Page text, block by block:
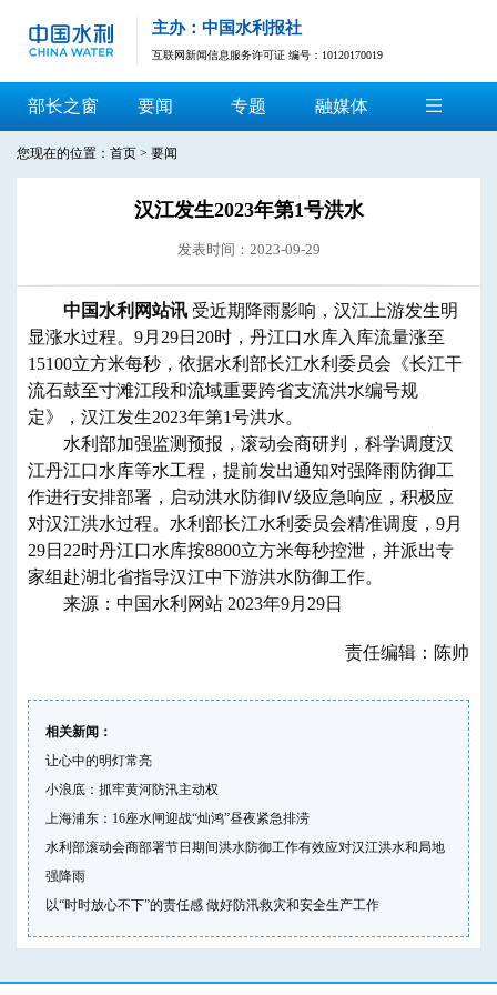
主办：中国水利报社
互联网新闻信息服务许可证 编号：10120170019
部长之窗 要闻 专题 融媒体
您现在的位置： 首页 > 要闻
汉江发生2023年第1号洪水
发表时间：2023-09-29
中国水利网站讯 受近期降雨影响，汉江上游发生明
显涨水过程。9月29日20时，丹江口水库入库流量涨至
15100立方米每秒，依据水利部长江水利委员会《长江干
流石鼓至寸滩江段和流域重要跨省支流洪水编号规
定》，汉江发生2023年第1号洪水。
水利部加强监测预报，滚动会商研判，科学调度汉
江丹江口水库等水工程，提前发出通知对强降雨防御工
作进行安排部署，启动洪水防御Ⅳ级应急响应，积极应
对汉江洪水过程。水利部长江水利委员会精准调度，9月
29日22时丹江口水库按8800立方米每秒控泄，并派出专
家组赴湖北省指导汉江中下游洪水防御工作。
来源：中国水利网站 2023年9月29日
责任编辑：陈帅
相关新闻：
让心中的明灯常亮
小浪底：抓牢黄河防汛主动权
上海浦东：16座水闸迎战“灿鸿”昼夜紧急排涝
水利部滚动会商部署节日期间洪水防御工作有效应对汉江洪水和局地
强降雨
以“时时放心不下”的责任感 做好防汛救灾和安全生产工作